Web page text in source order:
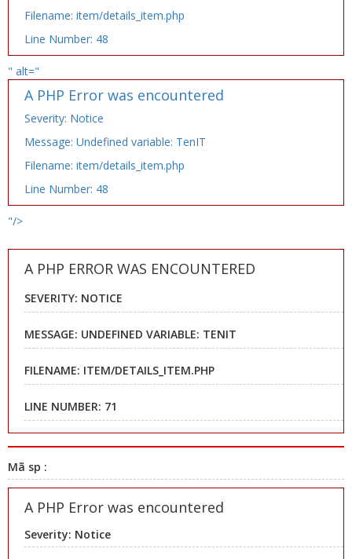
Filename: item/details_item.php
Line Number: 48
" alt="
A PHP Error was encountered
Severity: Notice
Message: Undefined variable: TenIT
Filename: item/details_item.php
Line Number: 48
"/>
A PHP ERROR WAS ENCOUNTERED
SEVERITY: NOTICE
MESSAGE: UNDEFINED VARIABLE: TENIT
FILENAME: ITEM/DETAILS_ITEM.PHP
LINE NUMBER: 71
Mã sp :
A PHP Error was encountered
Severity: Notice